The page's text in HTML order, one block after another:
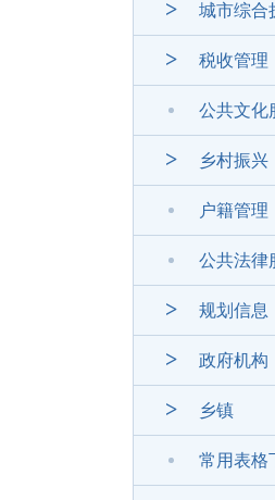
城市综合
税收管理
公共文化
乡村振兴
户籍管理
公共法律
规划信息
政府机构
乡镇
常用表格